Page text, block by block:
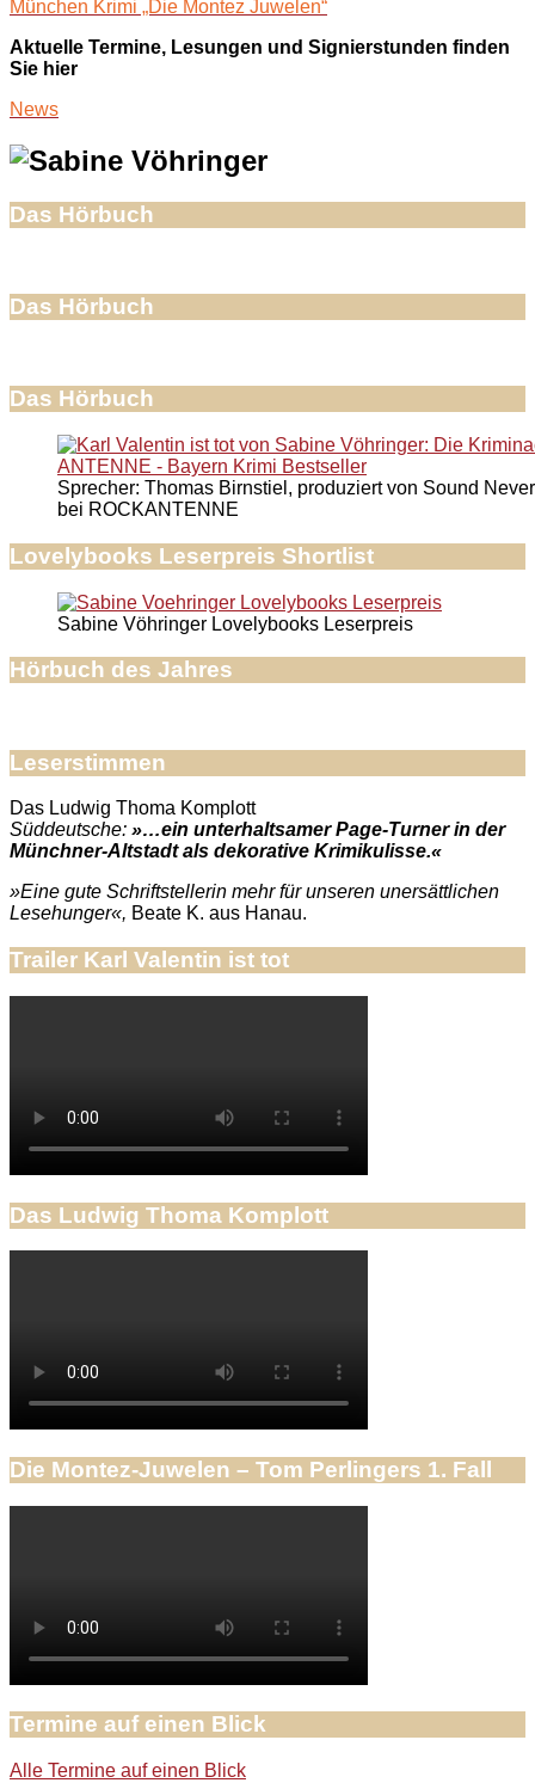
München Krimi „Die Montez Juwelen“
Aktuelle Termine, Lesungen und Signierstunden finden
Sie hier
News
Das Hörbuch
Das Hörbuch
Das Hörbuch
Sprecher: Thomas Birnstiel, produziert von Sound
bei ROCKANTENNE
Lovelybooks Leserpreis Shortlist
Sabine Vöhringer Lovelybooks Leserpreis
Hörbuch des Jahres
Leserstimmen
Das Ludwig Thoma Komplott
Süddeutsche: »…ein unterhaltsamer Page-Turner in der
Münchner-Altstadt als dekorative Krimikulisse.«
»Eine gute Schriftstellerin mehr für unseren unersättlichen
Lesehunger«, Beate K. aus Hanau.
Trailer Karl Valentin ist tot
Das Ludwig Thoma Komplott
Die Montez-Juwelen – Tom Perlingers 1. Fall
Termine auf einen Blick
Alle Termine auf einen Blick